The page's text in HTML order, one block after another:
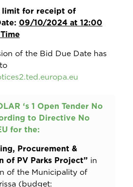
limit for receipt of
09/10/2024 at 12:00
of the Bid Due Date has
‘s 1 Open Tender No
to Directive No
for the:
Procurement &
of PV Parks Project” in
of the Municipality of
(budget: